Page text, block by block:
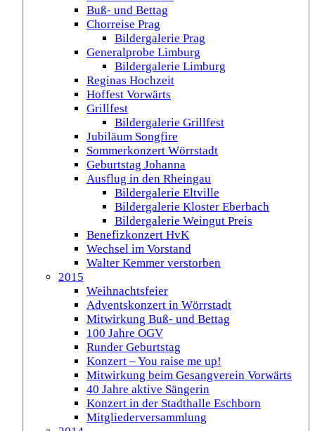
Buß- und Bettag
Chorreise Prag
Bildergalerie Prag
Generalprobe Limburg
Bildergalerie Limburg
Reginas Hochzeit
Hoffest Vorwärts
Grillfest
Bildergalerie Grillfest
Jubiläum Songfire
Sommerkonzert Wörrstadt
Geburtstag Johanna
Ausflug in den Rheingau
Bildergalerie Eltville
Bildergalerie Kloster Eberbach
Bildergalerie Weingut Preis
Benefizkonzert HvK
Wechsel im Vorstand
Walter Kemmer verstorben
2015
Weihnachtsfeier
Adventskonzert in Wörrstadt
Mitwirkung Buß- und Bettag
100 Jahre OGV
Runder Geburtstag
Konzert – You raise me up!
Mitwirkung beim Gesangverein Vorwärts
40 Jahre aktive Sängerin
Konzert in der Stadthalle Eschborn
Mitgliederversammlung